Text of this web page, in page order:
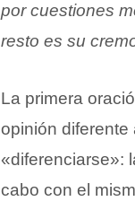
por cuestiones
resto es su
La primera
opinión diferente
«diferenciarse»:
cabo con el